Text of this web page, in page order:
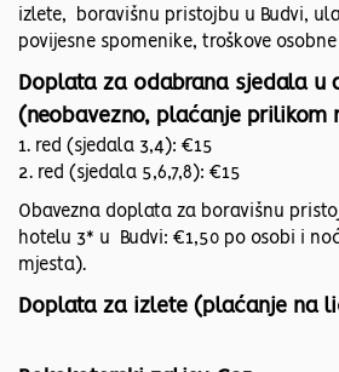
izlete, boravišnu pristojbu u Budvi,
povijesne spomenike, troškove
Doplata za odabrana sjedala u
(neobavezno, plaćanje prilikom
1. red (sjedala 3,4): €15
2. red (sjedala 5,6,7,8): €15
Obavezna doplata za boravišnu
hotelu 3* u Budvi: €1,50 po osobi i
mjesta).
Doplata za izlete (plaćanje na